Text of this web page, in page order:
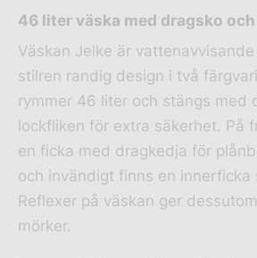
46 liter väska med dragsko
Väskan Jelke är
stilren randig design i två
rymmer 46 liter och stängs med
lockfliken för extra säkerhet. På
en ficka med dragkedja för
och invändigt finns en innerficka
Reflexer på väskan ger
mörker.